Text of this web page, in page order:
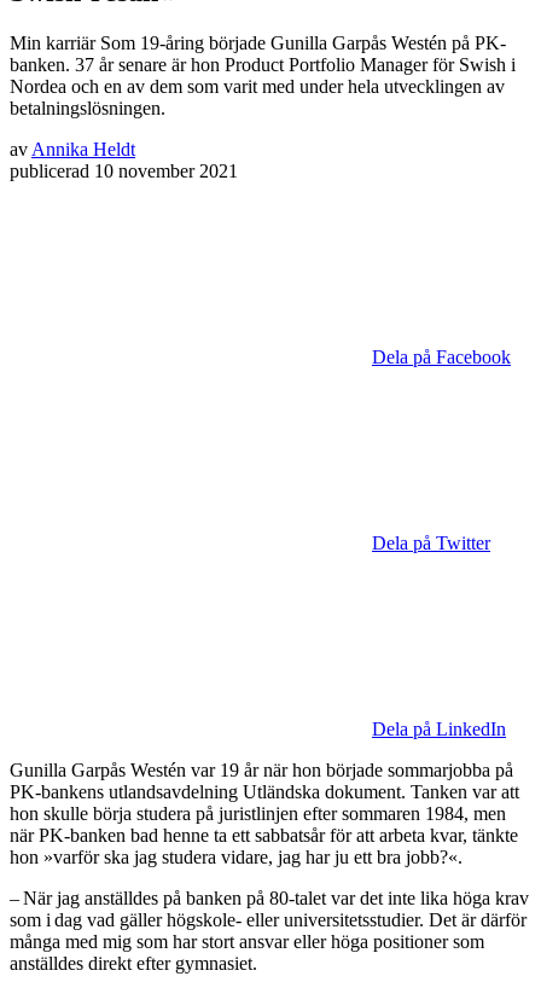
Min karriärSom 19-åring började Gunilla Garpås Westén på PK-
banken. 37 år senare är hon Product Portfolio Manager för Swish i
Nordea och en av dem som varit med under hela utvecklingen av
betalningslösningen.
av Annika Heldt
publicerad 10 november 2021
Dela på Facebook
Dela på Twitter
Dela på LinkedIn
Gunilla Garpås Westén var 19 år när hon började sommarjobba på
PK-bankens utlandsavdelning Utländska dokument. Tanken var att
hon skulle börja studera på juristlinjen efter sommaren 1984, men
när PK-banken bad henne ta ett sabbatsår för att arbeta kvar, tänkte
hon »varför ska jag studera vidare, jag har ju ett bra jobb?«.
– När jag anställdes på banken på 80-talet var det inte lika höga krav
som i dag vad gäller högskole- eller universitetsstudier. Det är därför
många med mig som har stort ansvar eller höga positioner som
anställdes direkt efter gymnasiet.